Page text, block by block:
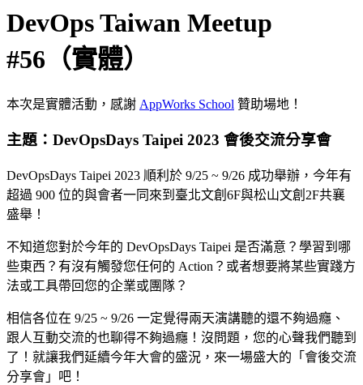
DevOps Taiwan Meetup
#56（實體）
本次是實體活動，感謝 AppWorks School 贊助場地！
主題：DevOpsDays Taipei 2023 會後交流分享會
DevOpsDays Taipei 2023 順利於 9/25 ~ 9/26 成功舉辦，今年有
超過 900 位的與會者一同來到臺北文創6F與松山文創2F共襄
盛舉！
不知道您對於今年的 DevOpsDays Taipei 是否滿意？學習到哪
些東西？有沒有觸發您任何的 Action？或者想要將某些實踐方
法或工具帶回您的企業或團隊？
相信各位在 9/25 ~ 9/26 一定覺得兩天演講聽的還不夠過癮、
跟人互動交流的也聊得不夠過癮！沒問題，您的心聲我們聽到
了！就讓我們延續今年大會的盛況，來一場盛大的「會後交流
分享會」吧！